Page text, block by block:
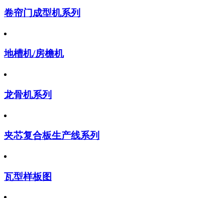
卷帘门成型机系列
地槽机/房檐机
龙骨机系列
夹芯复合板生产线系列
瓦型样板图